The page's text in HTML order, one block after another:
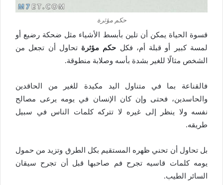
حكم مؤثرة
قسوة الحياة يمكن أن تلين بأبسط الأشياء مثل ضحكة رضيع أو
لمسة كبير أو قبلة أم، فكل حكم مؤثرةتحاول أن تجعل من
الشخص مثالًا للغير بشدة بأسه وصلابة منطوقة.
فالقناعة بما في متناول اليد مكيدة للغير من الحاقدين
والحاسدين، فحتى وإن كان الإنسان في يومه يرعى مصالح
نفسه ولا ينظر إلى غيره لا تتركه كلمات الناس في سبيل
طريقه.
بل تحاول أن تحني ظهره المستقيم بكل الطرق وتزيد من حمول
يومه كلمات قاسيه تجرح فم صاحبها قبل أن تجرح سيقان
السائر الطيب.